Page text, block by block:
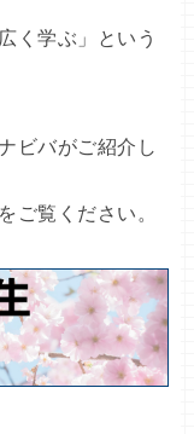
く学ぶ」という
ビバがご紹介し
ご覧ください。